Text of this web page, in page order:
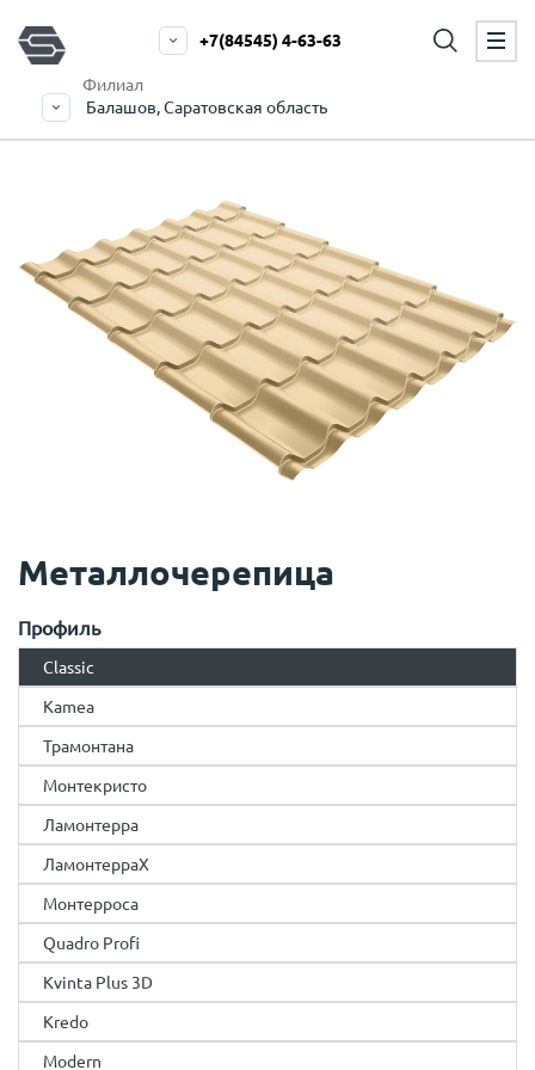
Филиал
Балашов, Саратовская область
+7(84545) 4-63-63
Металлочерепица
Профиль
Classic
Kamea
Трамонтана
Монтекристо
Ламонтерра
ЛамонтерраX
Монтерроса
Quadro Profi
Kvinta Plus 3D
Kredo
Modern